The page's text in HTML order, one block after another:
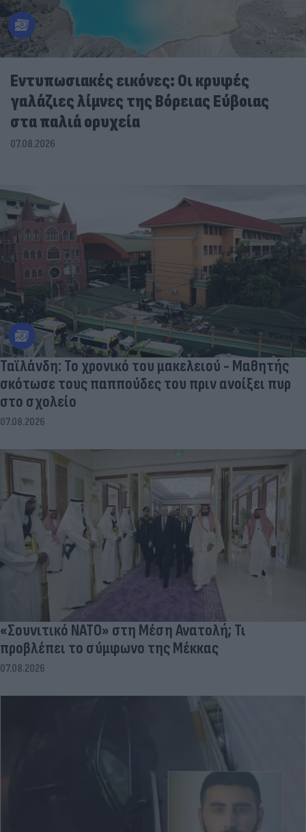
Εντυπωσιακές εικόνες: Οι κρυφές
γαλάζιες λίμνες της Βόρειας Εύβοιας
στα παλιά ορυχεία
07.08.2026
Ταϊλάνδη: Το χρονικό του μακελειού - Μαθητής
σκότωσε τους παππούδες του πριν ανοίξει πυρ
στο σχολείο
07.08.2026
«Σουνιτικό ΝΑΤΟ» στη Μέση Ανατολή; Τι
προβλέπει το σύμφωνο της Μέκκας
07.08.2026